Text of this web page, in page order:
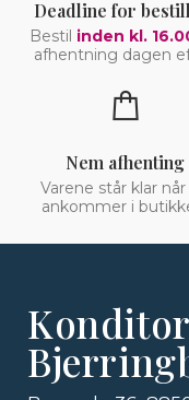
Deadline for
Bestil inden kl.
afhentning dagen
Nem afhenting
Varene står klar
ankommer i